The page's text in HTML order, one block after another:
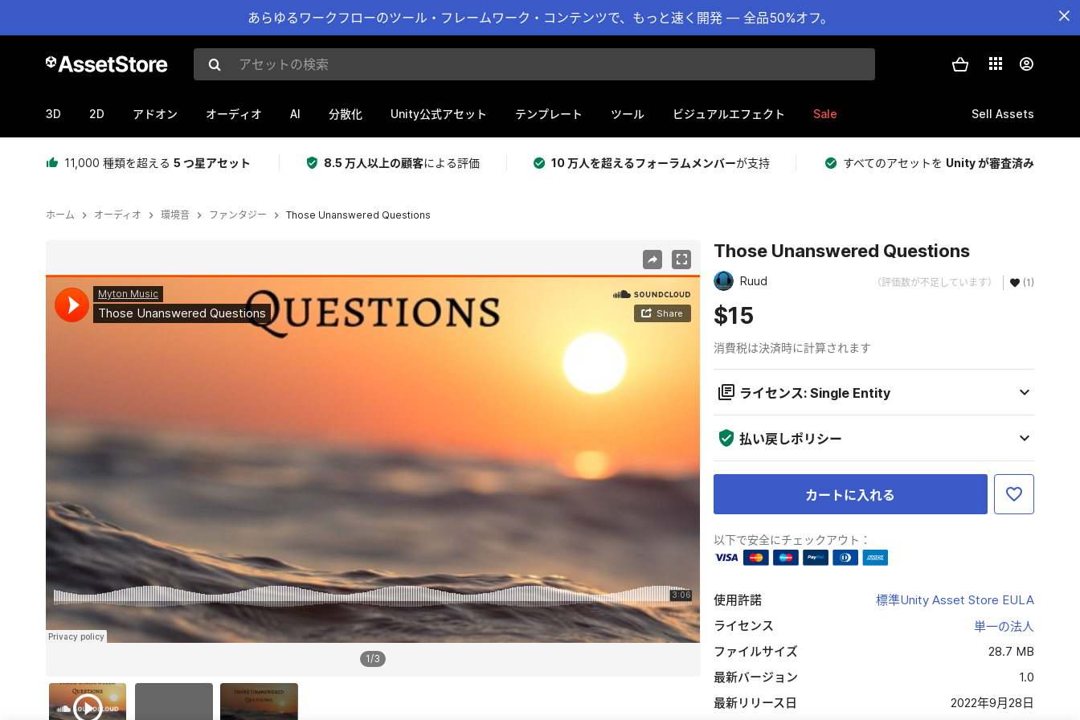
あらゆるワークフローのツール・フレームワーク・コンテンツで、もっと速く開発 — 全品50%オフ。
アセットの検索
3D 2D アドオン オーディオ AI 分散化 Unity公式アセット テンプレート ツール ビジュアルエフェクト Sale Sell Assets
11,000 種類を超える 5 つ星アセット 8.5 万人以上の顧客による評価 10 万人を超えるフォーラムメンバーが支持 すべてのアセットを Unity が審査済み
ホーム オーディオ 環境音 ファンタジー Those Unanswered Questions
1/3
Those Unanswered Questions
Ruud （評価数が不足しています） (1)
$15
消費税は決済時に計算されます
ライセンス: Single Entity
払い戻しポリシー
カートに入れる
以下で安全にチェックアウト：
使用許諾
標準Unity Asset Store EULA
ライセンス
単一の法人
ファイルサイズ
28.7 MB
最新バージョン
1.0
最新リリース日
2022年9月28日